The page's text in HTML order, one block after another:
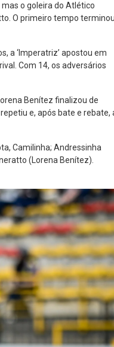
o goleira do Atlético
O primeiro tempo
a ‘Imperatriz’ apostou em
Com 14, os adversários
Benítez finalizou de
e, após bate e rebate,
Camilinha; Andressinha
(Lorena Benítez).